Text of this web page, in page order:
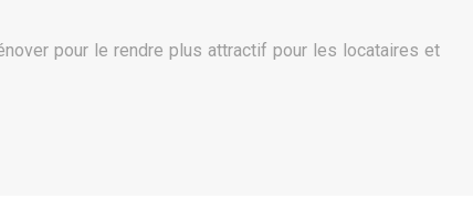
pour le rendre plus attractif pour les locataires et